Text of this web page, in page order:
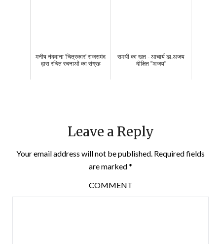
मनीष नंदवाना 'चित्रकार' राजसमंद
द्वारा रचित रचनाओं का संग्रह
समधी का खत - आचार्य डा.अजय
दीक्षित "अजय"
Leave a Reply
Your email address will not be published. Required fields
are marked*
COMMENT